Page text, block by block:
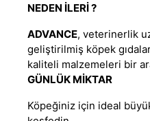
NEDEN İLERİ ?
ADVANCE, veterinerlik
geliştirilmiş köpek
kaliteli malzemeleri bir
GÜNLÜK MİKTAR
Köpeğiniz için ideal